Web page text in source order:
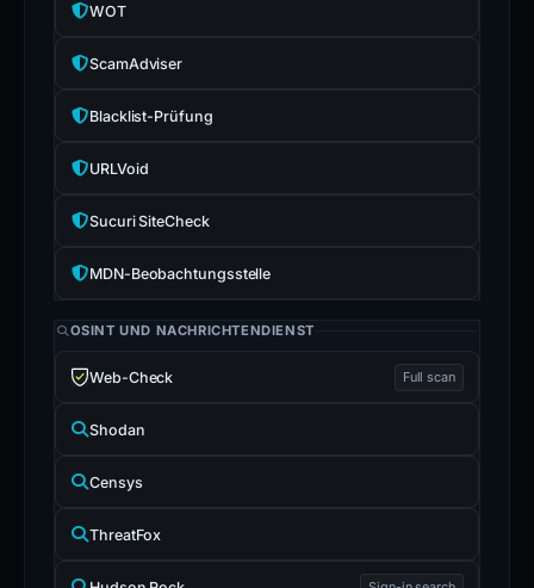
WOT
ScamAdviser
Blacklist-Prüfung
URLVoid
Sucuri SiteCheck
MDN-Beobachtungsstelle
OSINT UND NACHRICHTENDIENST
Web-Check Full scan
Shodan
Censys
ThreatFox